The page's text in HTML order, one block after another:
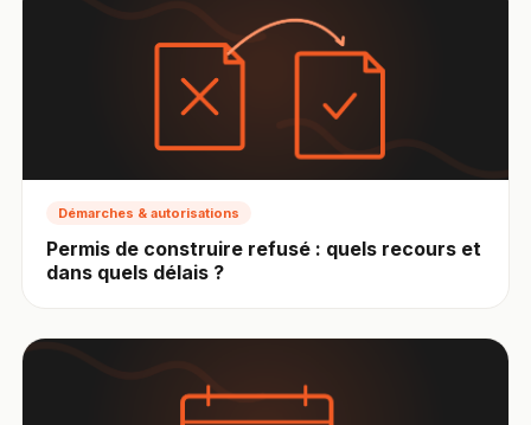
Démarches & autorisations
Permis de construire refusé : quels recours et
dans quels délais ?